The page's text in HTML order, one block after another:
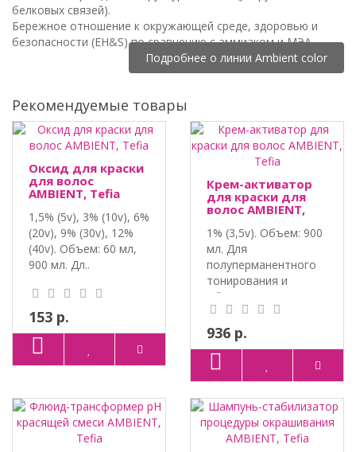
белковых связей).
Бережное отношение к окружающей среде, здоровью и
безопасности (EH&S) по сравнению с аммиаком и МЭА.
Подробнее о линии Ambient color
Рекомендуемые товары
Оксид для краски
для волос
AMBIENT, Tefia
1,5% (5v), 3% (10v), 6%
(20v), 9% (30v), 12%
(40v). Объем: 60 мл,
900 мл. Дл..
153 р.
Крем-активатор
для краски для
волос AMBIENT,
1% (3,5v). Объем: 900
мл. Для
полуперманентного
тонирования и
обновлени..
936 р.